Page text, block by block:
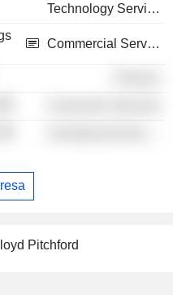
Technology Services
Commercial Services
Pitchford